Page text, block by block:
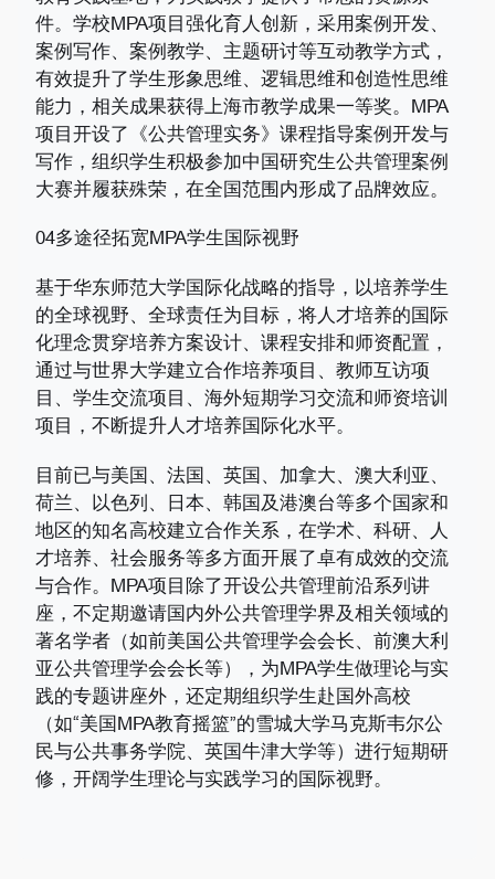
件。学校MPA项目强化育人创新，采用案例开发、
案例写作、案例教学、主题研讨等互动教学方式，
有效提升了学生形象思维、逻辑思维和创造性思维
能力，相关成果获得上海市教学成果一等奖。MPA
项目开设了《公共管理实务》课程指导案例开发与
写作，组织学生积极参加中国研究生公共管理案例
大赛并履获殊荣，在全国范围内形成了品牌效应。
04多途径拓宽MPA学生国际视野
基于华东师范大学国际化战略的指导，以培养学生
的全球视野、全球责任为目标，将人才培养的国际
化理念贯穿培养方案设计、课程安排和师资配置，
通过与世界大学建立合作培养项目、教师互访项
目、学生交流项目、海外短期学习交流和师资培训
项目，不断提升人才培养国际化水平。
目前已与美国、法国、英国、加拿大、澳大利亚、
荷兰、以色列、日本、韩国及港澳台等多个国家和
地区的知名高校建立合作关系，在学术、科研、人
才培养、社会服务等多方面开展了卓有成效的交流
与合作。MPA项目除了开设公共管理前沿系列讲
座，不定期邀请国内外公共管理学界及相关领域的
著名学者（如前美国公共管理学会会长、前澳大利
亚公共管理学会会长等），为MPA学生做理论与实
践的专题讲座外，还定期组织学生赴国外高校
（如“美国MPA教育摇篮”的雪城大学马克斯韦尔公
民与公共事务学院、英国牛津大学等）进行短期研
修，开阔学生理论与实践学习的国际视野。